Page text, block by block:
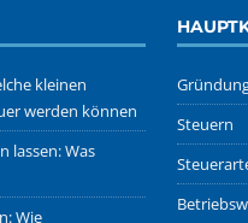
kleinen
werden können
lassen: Was
Wie
Steuern